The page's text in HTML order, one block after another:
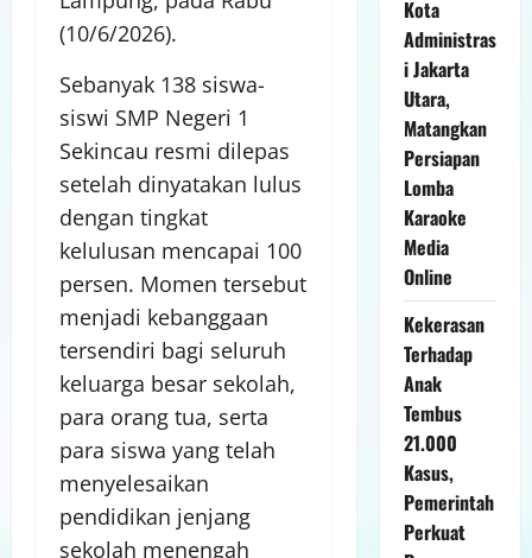
(10/6/2026).
Sebanyak 138 siswa-
siswi SMP Negeri 1
Sekincau resmi dilepas
setelah dinyatakan lulus
dengan tingkat
kelulusan mencapai 100
persen. Momen tersebut
menjadi kebanggaan
tersendiri bagi seluruh
keluarga besar sekolah,
para orang tua, serta
para siswa yang telah
menyelesaikan
pendidikan jenjang
sekolah menengah
Kota
Administras
i Jakarta
Utara,
Matangkan
Persiapan
Lomba
Karaoke
Media
Online
Kekerasan
Terhadap
Anak
Tembus
21.000
Kasus,
Pemerintah
Perkuat